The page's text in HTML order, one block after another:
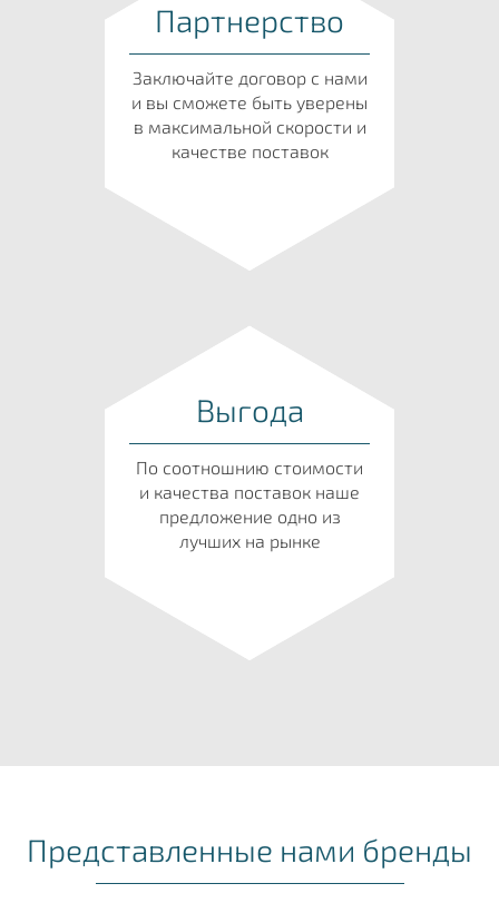
Партнерство
Заключайте договор с нами
и вы сможете быть уверены
в максимальной скорости и
качестве поставок
Выгода
По соотношнию стоимости
и качества поставок наше
предложение одно из
лучших на рынке
Представленные нами бренды